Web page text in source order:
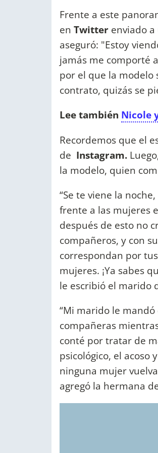
Frente a este
en Twitter enviado
aseguró: "Estoy
jamás me comporté
por el que la modelo
contrato, quizás se
Lee también Nicole
Recordemos que el
de Instagram.
la modelo, quien
“Se te viene la
frente a las mujeres
después de esto no
compañeros, y con
correspondan por
mujeres. ¡Ya sabes
le escribió el marido
“Mi marido le
compañeras
conté por tratar de
psicológico, el
ninguna mujer
agregó la hermana